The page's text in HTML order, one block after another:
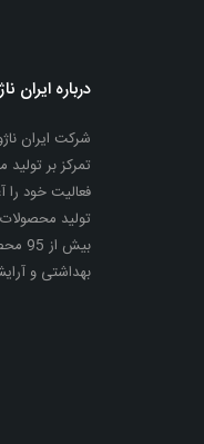
درباره ایران
تمرکز بر
تولید
بهداشتی و